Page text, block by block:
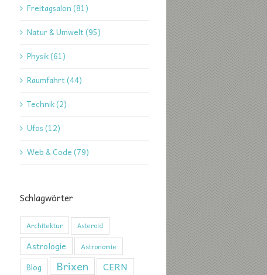
Freitagsalon (81)
Natur & Umwelt (95)
Physik (61)
Raumfahrt (44)
Technik (2)
Ufos (12)
Web & Code (79)
Schlagwörter
Architektur Asteroid
Astrologie Astronomie
Blog Brixen CERN